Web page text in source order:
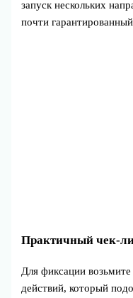
запуск нескольких
почти
Практичный
Для фиксации
действий, который